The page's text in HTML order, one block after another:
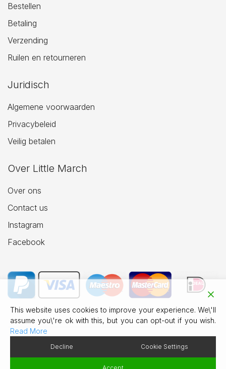
Bestellen
Betaling
Verzending
Ruilen en retourneren
Juridisch
Algemene voorwaarden
Privacybeleid
Veilig betalen
Over Little March
Over ons
Contact us
Instagram
Facebook
© 2026 Little March Jewellery.
This website uses cookies to improve your experience. We\'ll
assume you\'re ok with this, but you can opt-out if you wish.
Read More
Decline Cookie Settings